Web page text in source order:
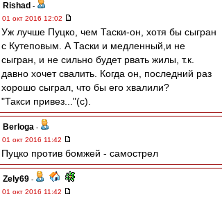
Rishad -
01 окт 2016 12:02
Уж лучше Пуцко, чем Таски-он, хотя бы сыгран
с Кутеповым. А Таски и медленный,и не
сыгран, и не сильно будет рвать жилы, т.к.
давно хочет свалить. Когда он, последний раз
хорошо сыграл, что бы его хвалили?
"Такси привез..."(с).
Berloga -
01 окт 2016 11:42
Пуцко против бомжей - самострел
Zely69 -
01 окт 2016 11:42